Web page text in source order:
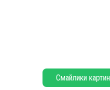
Смайлики